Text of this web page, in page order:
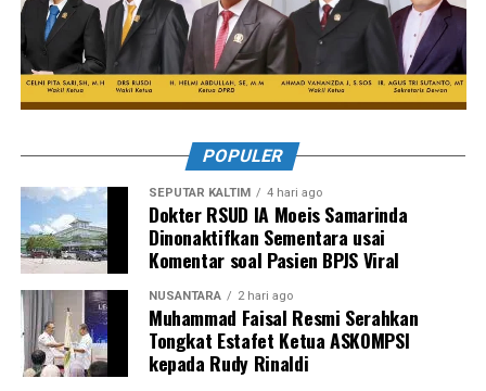
POPULER
SEPUTAR KALTIM 4 hari ago
Dokter RSUD IA Moeis Samarinda
Dinonaktifkan Sementara usai
Komentar soal Pasien BPJS Viral
NUSANTARA 2 hari ago
Muhammad Faisal Resmi Serahkan
Tongkat Estafet Ketua ASKOMPSI
kepada Rudy Rinaldi